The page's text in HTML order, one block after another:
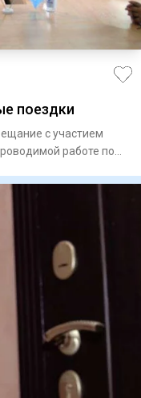
поездки
с участием
работе по